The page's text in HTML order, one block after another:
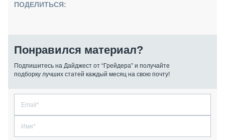
ПОДЕЛИТЬСЯ:
Понравился материал?
Подпишитесь на Дайджест от “Грейдера” и получайте
подборку лучших статей каждый месяц на свою почту!